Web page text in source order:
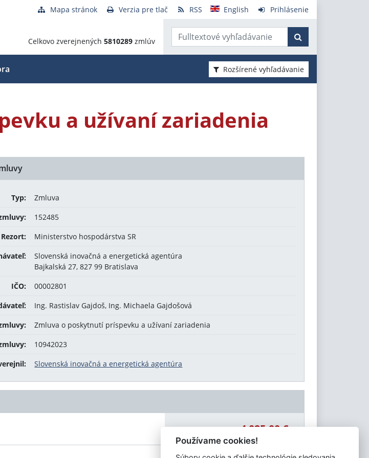
Mapa stránok Verzia pre tlač RSS English Prihlásenie
Celkovo zverejnených 5810289 zmlúv
Rozšírené vyhľadávanie
a užívaní zariadenia
Typ:
Zmluva
152485
Rezort:
Ministerstvo hospodárstva SR
Slovenská inovačná a energetická agentúra
Bajkalská 27, 827 99 Bratislava
IČO:
00002801
Ing. Rastislav Gajdoš, Ing. Michaela Gajdošová
Zmluva o poskytnutí príspevku a užívaní zariadenia
10942023
Slovenská inovačná a energetická agentúra
Celková čiastka: 4 025,00 €
Používame cookies!